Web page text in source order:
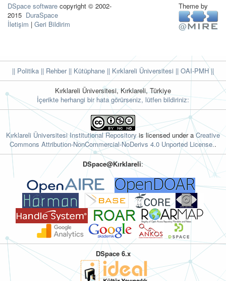
DSpace software copyright © 2002-
2015 DuraSpace
İletişim | Geri Bildirim
Theme by
|| Politika || Rehber|| Kütüphane || Kırklareli Üniversitesi || OAI-PMH ||
Kırklareli Üniversitesi, Kırklareli, Türkiye
İçerikte herhangi bir hata görürseniz, lütfen bildiriniz:
Kırklareli Üniversitesi Institutional Repositoryis licensed under aCreative
Commons Attribution-NonCommercial-NoDerivs 4.0 Unported License..
DSpace@Kırklareli:
DSpace 6.x